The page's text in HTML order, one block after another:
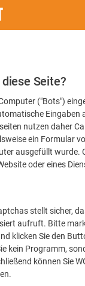
Seite?
("Bots")
Eingaben
nutzen daher
ein Formular
ausgefüllt wurde.
oder eines
stellt sicher,
aufruft. Bitte
klicken Sie den
kein Programm,
können Sie